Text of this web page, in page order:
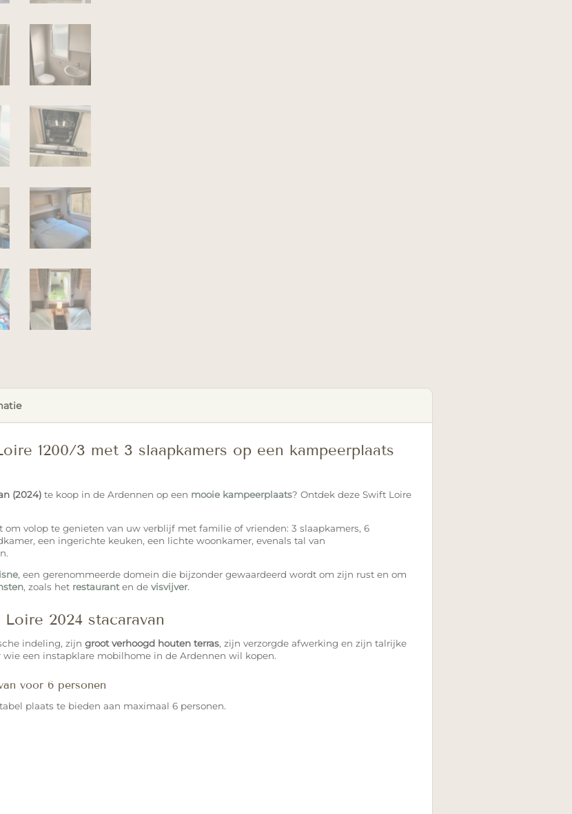
1200/3 met 3 slaapkamers op een kampeerplaats
(2024)te koop in de Ardennen op een mooie kampeerplaats? Ontdek deze Swift Loire
om volop te genieten van uw verblijf met familie of vrienden: 3 slaapkamers, 6
een ingerichte keuken, een lichte woonkamer, evenals tal van
, een gerenommeerde domein die bijzonder gewaardeerd wordt om zijn rust en om
, zoals het restaurant en de visvijver.
2024 stacaravan
indeling, zijn groot verhoogd houten terras, zijn verzorgde afwerking en zijn talrijke
een instapklare mobilhome in de Ardennen wil kopen.
voor 6 personen
plaats te bieden aan maximaal 6 personen.